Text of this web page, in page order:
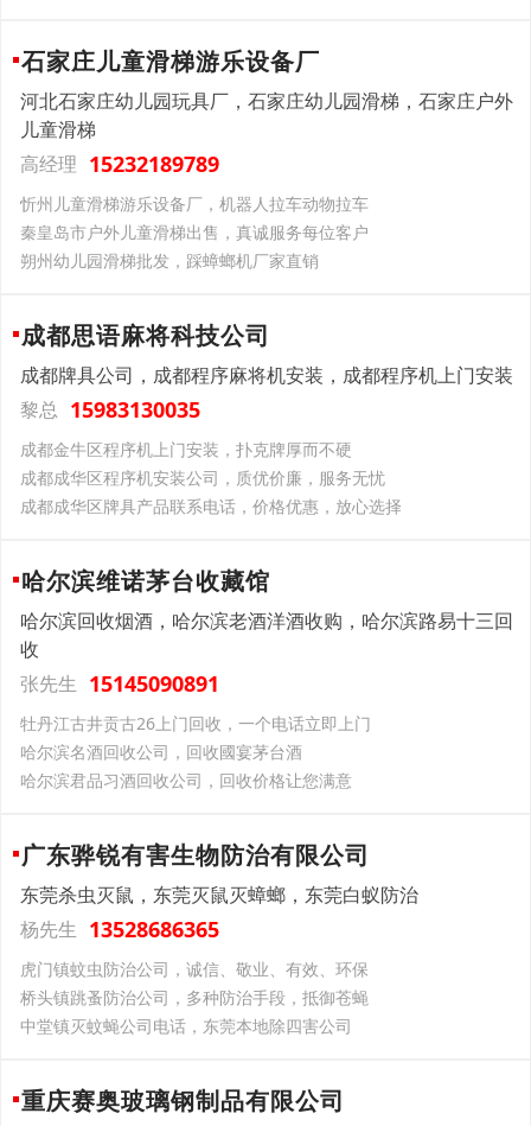
石家庄儿童滑梯游乐设备厂
河北石家庄幼儿园玩具厂，石家庄幼儿园滑梯，石家庄户外
儿童滑梯
高经理 15232189789
忻州儿童滑梯游乐设备厂，机器人拉车动物拉车
秦皇岛市户外儿童滑梯出售，真诚服务每位客户
朔州幼儿园滑梯批发，踩蟑螂机厂家直销
成都思语麻将科技公司
成都牌具公司，成都程序麻将机安装，成都程序机上门安装
黎总 15983130035
‌成都‌金牛区‌‌‌程序机上门安装，扑克牌厚而不硬
‌成都‌成华区‌‌‌程序机安装公司，质优价廉，服务无忧
‌成都‌成华区‌‌‌牌具产品联系电话，价格优惠，放心选择
哈尔滨维诺茅台收藏馆
哈尔滨回收烟酒，哈尔滨老酒洋酒收购，哈尔滨路易十三回
收
张先生 15145090891
牡丹江古井贡古26上门回收，一个电话立即上门
哈尔滨名酒回收公司，回收國宴茅台酒
哈尔滨君品习酒回收公司，回收价格让您满意
广东骅锐有害生物防治有限公司
东莞杀虫灭鼠，东莞灭鼠灭蟑螂，东莞白蚁防治
杨先生 13528686365
虎门镇蚊虫防治公司，诚信、敬业、有效、环保
桥头镇跳蚤防治公司，多种防治手段，抵御苍蝇
中堂镇灭蚊蝇公司电话，东莞本地除四害公司
重庆赛奥玻璃钢制品有限公司